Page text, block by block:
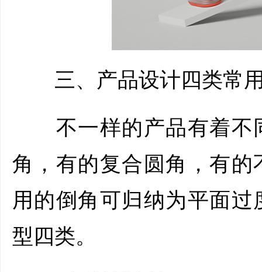
三、产品设计四类常
不一样的产品有着不
角，有的复合圆角，有
用的倒角可归纳为平面
型四类。